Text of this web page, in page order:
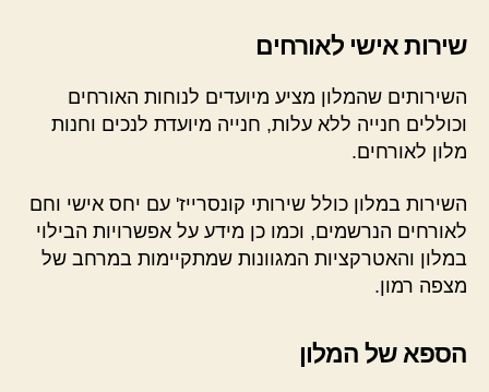
שירות אישי לאורחים
השירותים שהמלון מציע מיועדים לנוחות האורחים
וכוללים חנייה ללא עלות, חנייה מיועדת לנכים וחנות
מלון לאורחים.
השירות במלון כולל שירותי קונסרייז' עם יחס אישי וחם
לאורחים הנרשמים, וכמו כן מידע על אפשרויות הבילוי
במלון והאטרקציות המגוונות שמתקיימות במרחב של
מצפה רמון.
הספא של המלון